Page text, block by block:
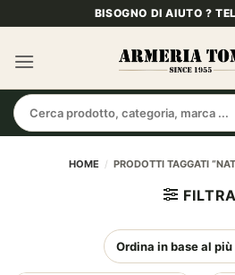
ai
contenuti
BISOGNO DI AIUTO ?
Cerca:
HOME / PRODOTTI TAGGATI
FILTRA